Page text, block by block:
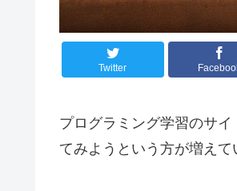
Twitter
プログラミング学習のサ
てみようという方が増え